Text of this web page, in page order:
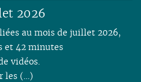
2026
au mois de juillet 2026,
et 42 minutes
vidéos.
les (…)